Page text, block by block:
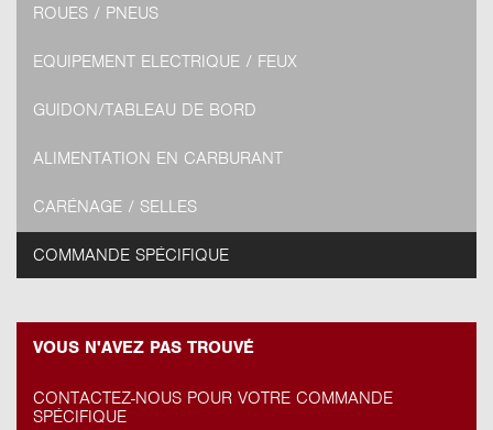
ROUES / PNEUS
EQUIPEMENT ELECTRIQUE / FEUX
GUIDON/TABLEAU DE BORD
ALIMENTATION EN CARBURANT
CARÉNAGE / SELLES
COMMANDE SPÉCIFIQUE
VOUS N'AVEZ PAS TROUVÉ
CONTACTEZ-NOUS POUR VOTRE COMMANDE
SPÉCIFIQUE